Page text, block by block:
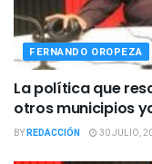
FERNANDO OROPEZA
La política que
otros municipios
BYREDACCIÓN 30 JULIO,